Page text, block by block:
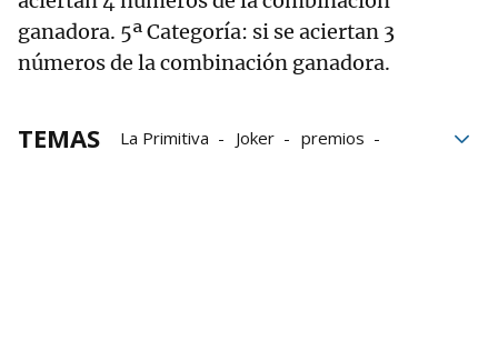
ganadora. 5ª Categoría: si se aciertan 3
números de la combinación ganadora.
TEMAS La Primitiva Joker
premios